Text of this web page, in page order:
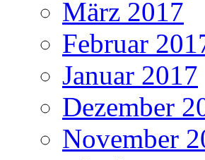
März 2017
Februar
Januar 2017
Dezember
November